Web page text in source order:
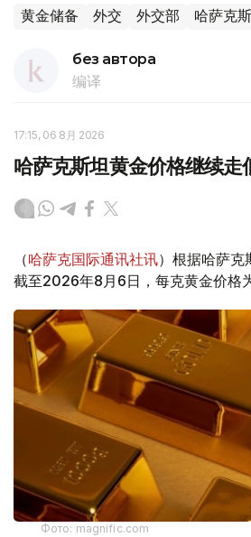
黄金储备 外交 外交部 哈萨克
без автора
编译
17:15, 06 8月 2026
哈萨克斯坦黄金价格继续走
（哈萨克国际通讯社讯）根据哈萨克
截至2026年8月6日，每克黄金价格
Фото: magnific.com